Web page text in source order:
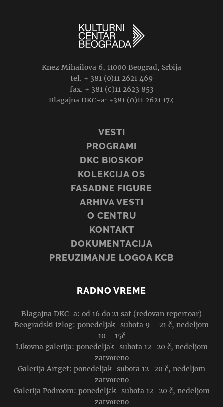
Knez Mihailova 6, 11000 Beograd, Srbija
tel. + 381 (0)11 2621 469
fax. + 381 (0)11 2623 853
Blagajna DKC-a: +381 (0)11 2621 174
VESTI
PROGRAMI
DKC BIOSKOP
KOLEKCIJA OS
FASADNE FIGURE
ARHIVA VESTI
O CENTRU
KONTAKT
DOKUMENTACIJA
PREUZIMANJE LOGOA KCB
RADNO VREME
Blagajna DKC-a: od 16 do 21 sat (redovan repertoar)
Beogradski izlog: ponedeljak–subota 9 – 21 č, nedeljom
10 – 15č
Likovna galerija: ponedeljak–subota 12–20 č, nedeljom
zatvoreno
Galerija Artget: ponedeljak–subota 12–20 č, nedeljom
zatvoreno
Galerija Podroom: ponedeljak–subota 12–20 č, nedeljom
zatvoreno